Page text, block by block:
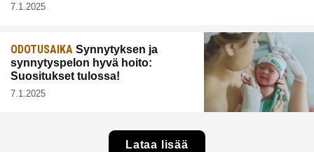
7.1.2025
ODOTUSAIKA Synnytyksen ja
synnytyspelon hyvä hoito:
Suositukset tulossa!
7.1.2025
Lataa lisää